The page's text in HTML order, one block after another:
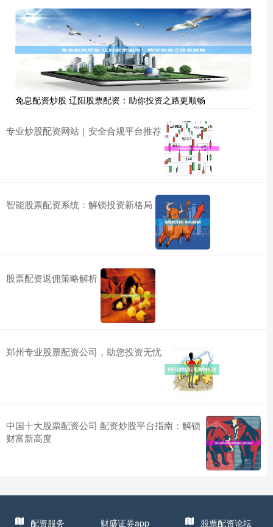
免息配资炒股 辽阳股票配资：助你投资之路更顺畅
专业炒股配资网站｜安全合规平台推荐
智能股票配资系统：解锁投资新格局
股票配资返佣策略解析
郑州专业股票配资公司，助您投资无忧
中国十大股票配资公司 配资炒股平台指南：解锁
财富新高度
配资服务 财盛证券app 股票配资论坛